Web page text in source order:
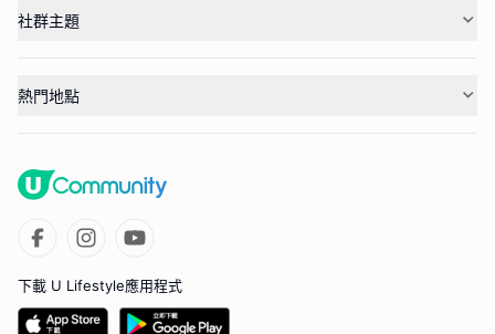
社群主題
熱門地點
下載 U Lifestyle應用程式